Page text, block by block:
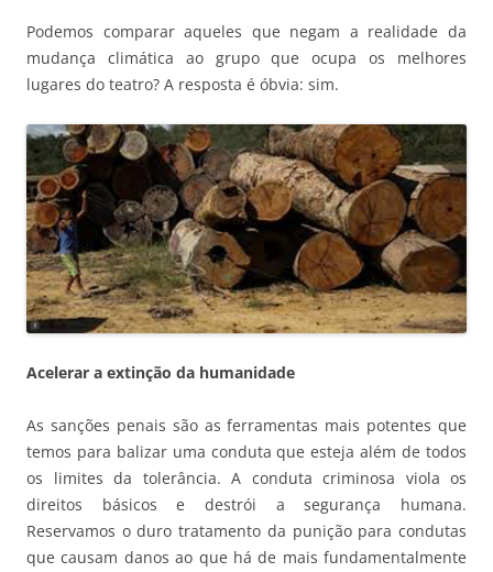
Podemos comparar aqueles que negam a realidade da
mudança climática ao grupo que ocupa os melhores
lugares do teatro? A resposta é óbvia: sim.
Acelerar a extinção da humanidade
As sanções penais são as ferramentas mais potentes que
temos para balizar uma conduta que esteja além de todos
os limites da tolerância. A conduta criminosa viola os
direitos básicos e destrói a segurança humana.
Reservamos o duro tratamento da punição para condutas
que causam danos ao que há de mais fundamentalmente